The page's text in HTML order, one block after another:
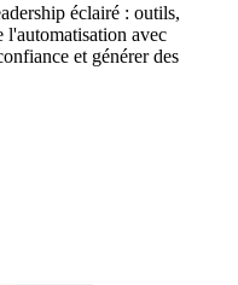
éclairé : outils,
l'automatisation avec
et générer des